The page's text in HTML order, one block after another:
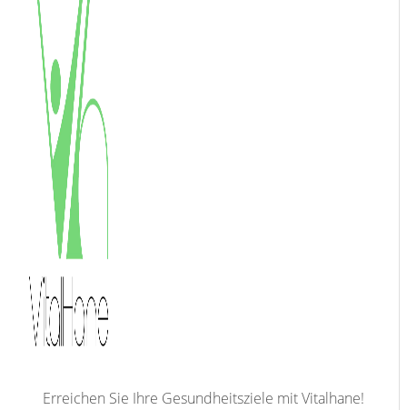
Erreichen Sie Ihre Gesundheitsziele mit Vitalhane!